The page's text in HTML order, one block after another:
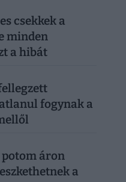
csekkek a
minden
a hibát
fogynak a
potom áron
a